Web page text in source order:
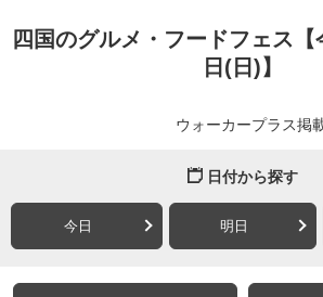
四国のグルメ・フードフェス
日(日)】
ウォーカープラス掲
日付から探す
今日 明日